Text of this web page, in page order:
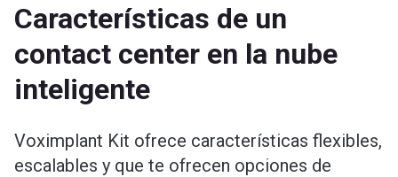
Características de un
contact center en la nube
inteligente
Voximplant Kit ofrece características flexibles,
escalables y que te ofrecen opciones de